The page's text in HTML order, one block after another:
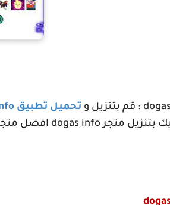
: قم بتنزيل و تحميل تطبيق
بتنزيل متجرdogas info افضل متجر